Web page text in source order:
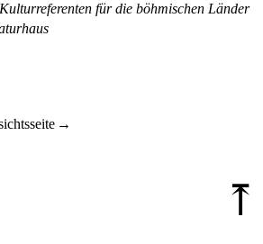
für die böhmischen Länder
⤒